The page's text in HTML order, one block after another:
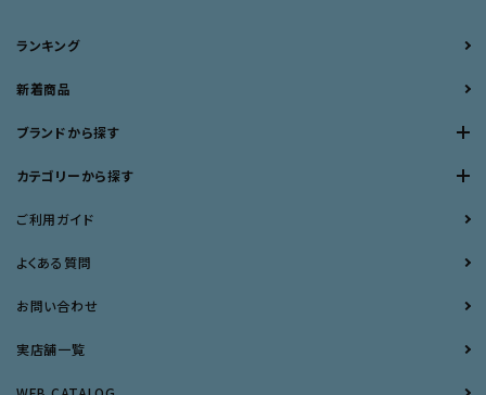
ランキング
新着商品
ブランドから探す
カテゴリーから探す
ご利用ガイド
よくある質問
お問い合わせ
実店舗一覧